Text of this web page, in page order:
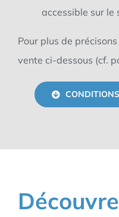
accessible sur
Pour plus de
vente ci-dessous (cf.